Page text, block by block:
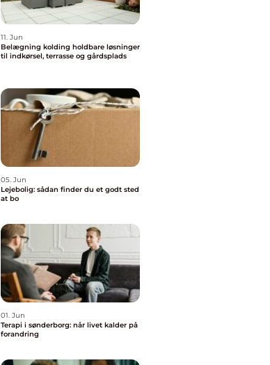
11. Jun
Belægning kolding holdbare løsninger
til indkørsel, terrasse og gårdsplads
05. Jun
Lejebolig: sådan finder du et godt sted
at bo
01. Jun
Terapi i sønderborg: når livet kalder på
forandring